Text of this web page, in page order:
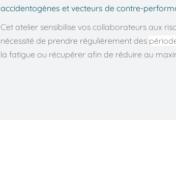
accidentogènes et vecteurs de contre-
Cet atelier sensibilise vos collaborateurs aux
nécessité de prendre régulièrement des
la fatigue ou récupérer afin de réduire au